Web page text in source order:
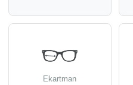
Ekartman